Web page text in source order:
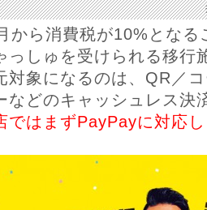
から消費税が10%となる
っしゅを受けられる移行
対象になるのは、QR／
などのキャッシュレス決
ではまずPayPayに対応